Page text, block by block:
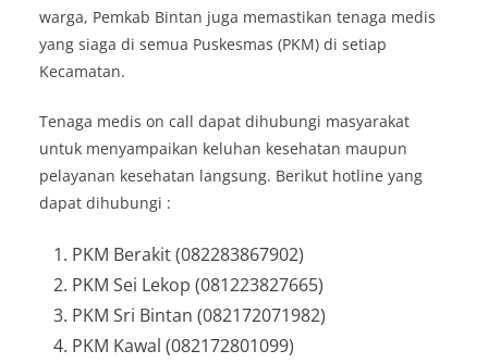
warga, Pemkab Bintan juga memastikan tenaga medis
yang siaga di semua Puskesmas (PKM) di setiap
Kecamatan.
Tenaga medis on call dapat dihubungi masyarakat
untuk menyampaikan keluhan kesehatan maupun
pelayanan kesehatan langsung. Berikut hotline yang
dapat dihubungi :
PKM Berakit (082283867902)
PKM Sei Lekop (081223827665)
PKM Sri Bintan (082172071982)
PKM Kawal (082172801099)